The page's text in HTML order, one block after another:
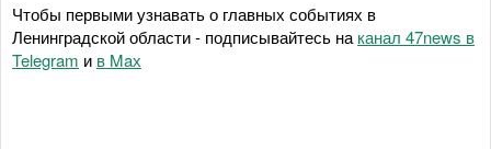
Чтобы первыми узнавать о главных событиях в
Ленинградской области - подписывайтесь на канал 47news в
Telegram и в Maх